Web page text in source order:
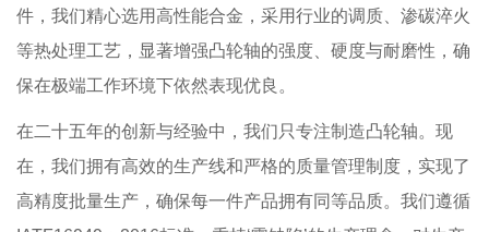
件，我们精心选用高性能合金，采用行业的调质、渗碳淬火
等热处理工艺，显著增强凸轮轴的强度、硬度与耐磨性，确
保在极端工作环境下依然表现优良。
在二十五年的创新与经验中，我们只专注制造凸轮轴。现
在，我们拥有高效的生产线和严格的质量管理制度，实现了
高精度批量生产，确保每一件产品拥有同等品质。我们遵循